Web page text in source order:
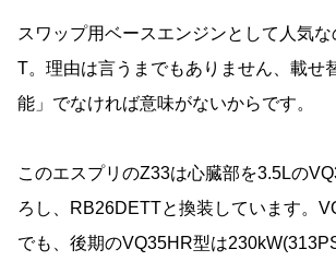
スワップ用ベースエンジンとして人気
T。理由は言うまでもありません、載せ
能」でなければ意味がないからです。
このエスプリのZ33は心臓部を3.5Lの
ろし、RB26DETTと換装しています。
でも、後期のVQ35HR型は